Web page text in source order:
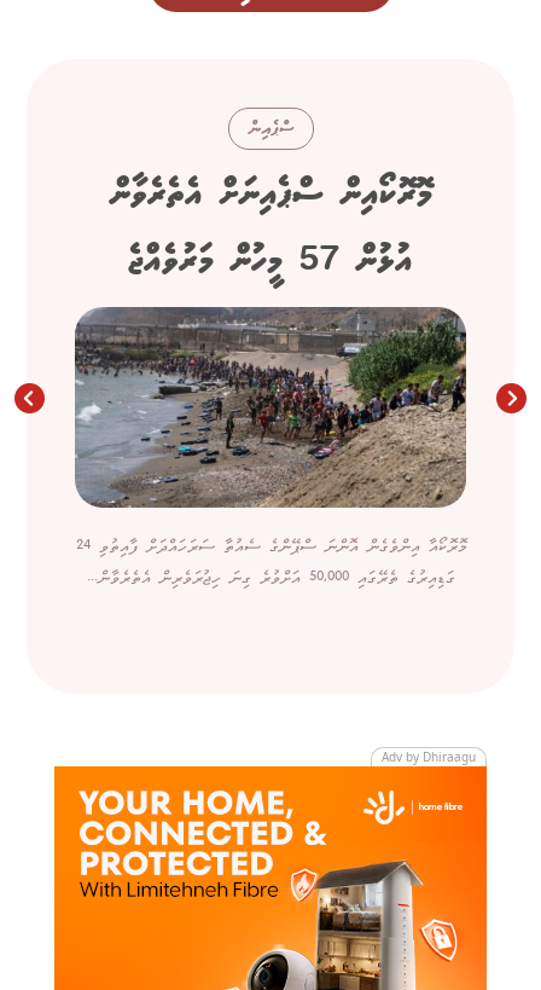
ސްޕެއިން
މޮރޮކޯއިން ސްޕެއިނަށް އެތެރެވާން
އުޅުން 57 މީހުން މަރުވެއްޖެ
މޮރޮކޯއާ އިންވެގެން އޮންނަ ސްޕޭންގެ ސެއުތާ ސަރަހައްދަށް ފާއިތުވި 24
ގަޑިއިރުގެ ތެރޭގައި 50,000 އަށްވުރެ ގިނަ ހިޖުރަވެރިން އެތެރެވާން...
Adv by Dhiraagu